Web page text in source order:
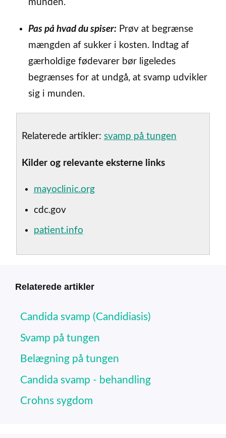
munden.
Pas på hvad du spiser: Prøv at begrænse
mængden af sukker i kosten. Indtag af
gærholdige fødevarer bør ligeledes
begrænses for at undgå, at svamp udvikler
sig i munden.
Relaterede artikler: svamp på tungen
Kilder og relevante eksterne links
mayoclinic.org
cdc.gov
patient.info
Relaterede artikler
Candida svamp (Candidiasis)
Svamp på tungen
Belægning på tungen
Candida svamp - behandling
Crohns sygdom